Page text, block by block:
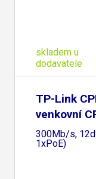
skladem u
dodavatele
TP-Link
venkovní
300Mb/s,
1xPoE)